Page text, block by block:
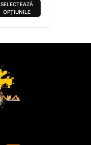
SELECTEAZĂ
OPȚIUNILE